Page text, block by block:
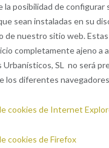
la posibilidad de configurar
sean instaladas en su
de nuestro sitio web.
completamente ajeno a
Urbanísticos, SL no será
los diferentes
cookies de Internet
cookies de Firefox